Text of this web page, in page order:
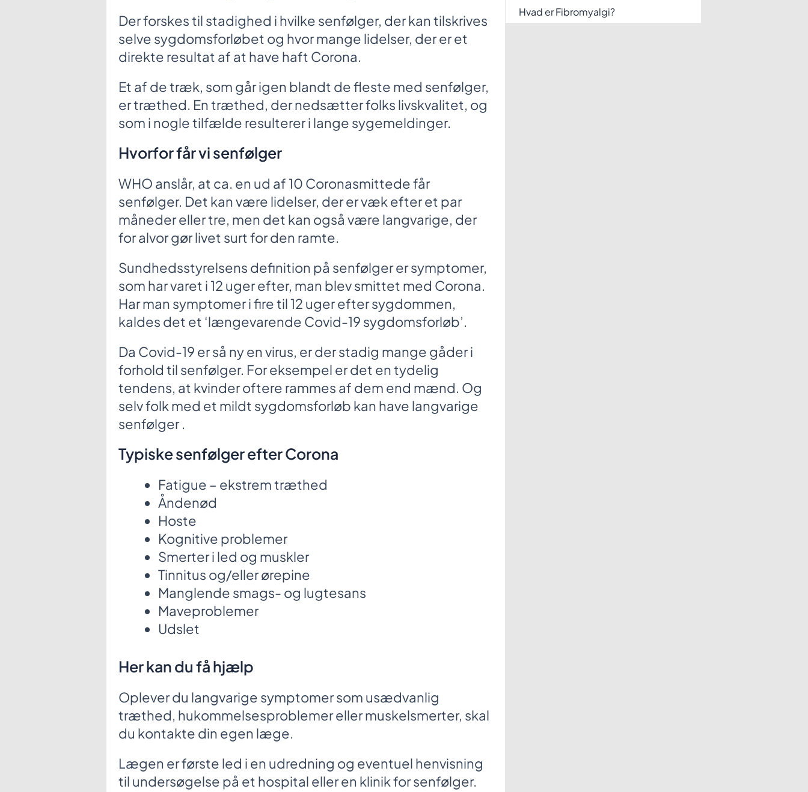
Der forskes til stadighed i hvilke senfølger, der kan tilskrives
selve sygdomsforløbet og hvor mange lidelser, der er et
direkte resultat af at have haft Corona.
Et af de træk, som går igen blandt de fleste med senfølger,
er træthed. En træthed, der nedsætter folks livskvalitet, og
som i nogle tilfælde resulterer i lange sygemeldinger.
Hvorfor får vi senfølger
WHO anslår, at ca. en ud af 10 Coronasmittede får
senfølger. Det kan være lidelser, der er væk efter et par
måneder eller tre, men det kan også være langvarige, der
for alvor gør livet surt for den ramte.
Sundhedsstyrelsens definition på senfølger er symptomer,
som har varet i 12 uger efter, man blev smittet med Corona.
Har man symptomer i fire til 12 uger efter sygdommen,
kaldes det et ‘længevarende Covid-19 sygdomsforløb’.
Da Covid-19 er så ny en virus, er der stadig mange gåder i
forhold til senfølger. For eksempel er det en tydelig
tendens, at kvinder oftere rammes af dem end mænd. Og
selv folk med et mildt sygdomsforløb kan have langvarige
senfølger .
Typiske senfølger efter Corona
Fatigue – ekstrem træthed
Åndenød
Hoste
Kognitive problemer
Smerter i led og muskler
Tinnitus og/eller ørepine
Manglende smags- og lugtesans
Maveproblemer
Udslet
Her kan du få hjælp
Oplever du langvarige symptomer som usædvanlig
træthed, hukommelsesproblemer eller muskelsmerter, skal
du kontakte din egen læge.
Lægen er første led i en udredning og eventuel henvisning
til undersøgelse på et hospital eller en klinik for senfølger.
Hvad er Fibromyalgi?